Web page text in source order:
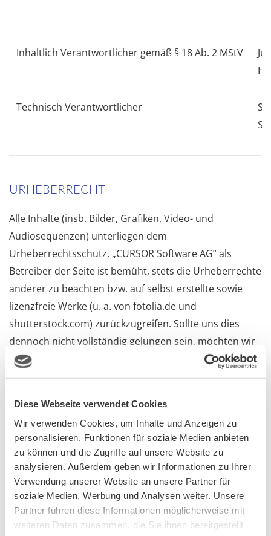
Diese Webseite verwendet Cookies
Wir verwenden Cookies, um Inhalte und Anzeigen zu
personalisieren, Funktionen für soziale Medien anbieten
zu können und die Zugriffe auf unsere Website zu
analysieren. Außerdem geben wir Informationen zu Ihrer
Verwendung unserer Website an unsere Partner für
soziale Medien, Werbung und Analysen weiter. Unsere
Partner führen diese Informationen möglicherweise mit
weiteren Daten zusammen, die Sie ihnen bereitgestellt
Inhaltlich Verantwortlicher gemäß § 18 Ab. 2 MStV
Technisch Verantwortlicher
URHEBERRECHT
Alle Inhalte (insb. Bilder, Grafiken, Video- und
Audiosequenzen) unterliegen dem
Urheberrechtsschutz. „CURSOR Software AG” als
Betreiber der Seite ist bemüht, stets die Urheberrechte
anderer zu beachten bzw. auf selbst erstellte sowie
lizenzfreie Werke (u. a. von fotolia.de und
shutterstock.com) zurückzugreifen. Sollte uns dies
dennoch nicht vollständig gelungen sein, möchten wir
den betroffenen Rechteinhaber bitten, sich mit uns in
Verbindung zu setzen. Wir werden uns umgehend um
und Grafiken liegen bei den jeweiligen Urhebern.
Produkt- und Firmennamen sind Marken der jeweiligen
Eigentümer und werden auf diesen Seiten
ausschließlich zu Informationszwecken eingesetzt.
Beiträge Dritter sind als solche gekennzeichnet. Die
Verwendung von Texten, Bilder und Grafiken ist nur
mit ausdrücklicher Genehmigung der Rechteinhaber